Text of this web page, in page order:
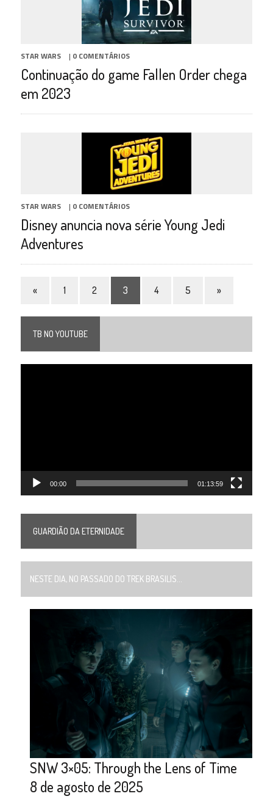
STAR WARS | 0 COMENTÁRIOS
Continuação do game Fallen Order chega
em 2023
STAR WARS | 0 COMENTÁRIOS
Disney anuncia nova série Young Jedi
Adventures
« 1 2 3 4 5 »
TB NO YOUTUBE
00:00 01:13:59
GUARDIÃO DA ETERNIDADE
NESTE DIA, NO PASSADO DO TREK BRASILIS...
SNW 3×05: Through the Lens of Time
8 de agosto de 2025